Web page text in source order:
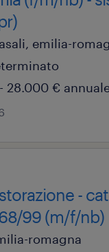
emilia-
28.000 €
-
99 (m/f/nb)
romagna